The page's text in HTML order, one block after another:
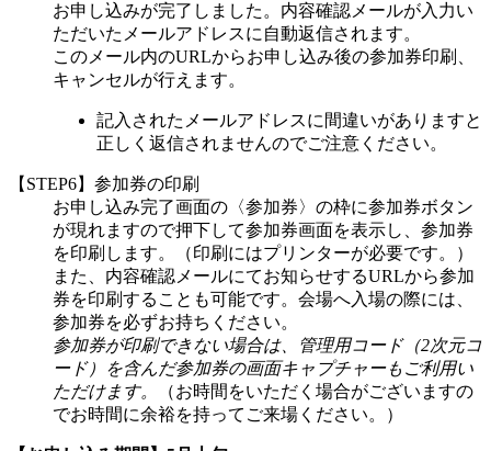
お申し込みが完了しました。内容確認メールが入力い
ただいたメールアドレスに自動返信されます。
このメール内のURLからお申し込み後の参加券印刷、
キャンセルが行えます。
記入されたメールアドレスに間違いがありますと
正しく返信されませんのでご注意ください。
【STEP6】参加券の印刷
お申し込み完了画面の〈参加券〉の枠に参加券ボタン
が現れますので押下して参加券画面を表示し、参加券
を印刷します。（印刷にはプリンターが必要です。）
また、内容確認メールにてお知らせするURLから参加
券を印刷することも可能です。会場へ入場の際には、
参加券を必ずお持ちください。
参加券が印刷できない場合は、管理用コード（2次元コ
ード）を含んだ参加券の画面キャプチャーもご利用い
ただけます。
（お時間をいただく場合がございますの
でお時間に余裕を持ってご来場ください。）